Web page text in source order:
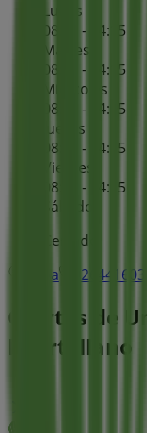
Lunes
08:30 - 14:15
Martes
08:30 - 14:15
Miércoles
08:30 - 14:15
Jueves
08:30 - 14:15
Viernes
08:30 - 14:15
Sábado
Cerrado
Mapa
926441603
Ofertas de
Puertollano